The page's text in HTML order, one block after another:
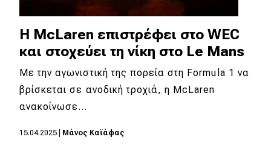
Main navigation
Επικαιρότητα
Νέα μοντέλα
Πρωτότυπα
Ελλάδα
Τεχνολογία
Η McLaren επιστρέφει στο WEC
και στοχεύει τη νίκη στο Le Mans
Με την αγωνιστική της πορεία στη Formula 1 να
βρίσκεται σε ανοδική τροχιά, η McLaren
ανακοίνωσε…
15.04.2025 Μάνος Καϊάφας